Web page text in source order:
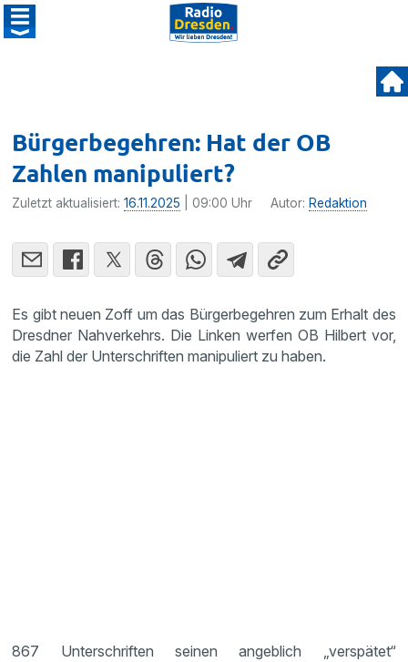
Bürgerbegehren: Hat der OB
Zahlen manipuliert?
Zuletzt aktualisiert:16.11.2025 | 09:00 Uhr Autor: Redaktion
Es gibt neuen Zoff um das Bürgerbegehren zum Erhalt des
Dresdner Nahverkehrs. Die Linken werfen OB Hilbert vor,
die Zahl der Unterschriften manipuliert zu haben.
867 Unterschriften seinen angeblich „verspätet“